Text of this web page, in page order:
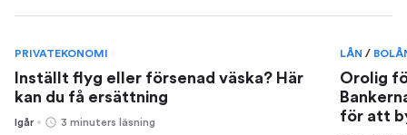
PRIVATEKONOMI
Inställt flyg eller försenad väska? Här
kan du få ersättning
Igår 3 minuters läsning
LÅN/
Orolig
för att